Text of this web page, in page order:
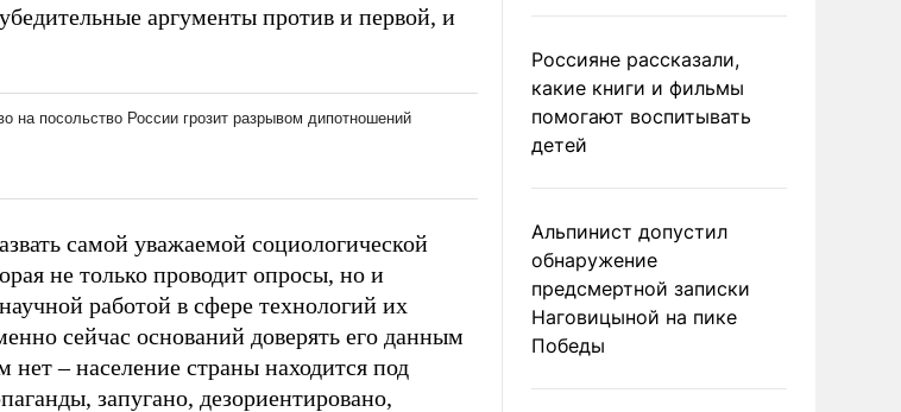
аргументы против и первой, и
самой уважаемой социологической
не только проводит опросы, но и
работой в сфере технологий их
сейчас оснований доверять его данным
– население страны находится под
запугано, дезориентировано,
Россияне рассказали,
какие книги и фильмы
помогают воспитывать
детей
Альпинист допустил
обнаружение
предсмертной записки
Наговицыной на пике
Победы